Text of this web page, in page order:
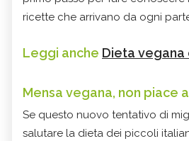
ricette che arrivano da ogni
Leggi anche Dieta vegana
Mensa vegana, non piace
Se questo nuovo tentativo di
salutare la dieta dei piccoli